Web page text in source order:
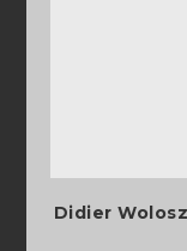
Didier